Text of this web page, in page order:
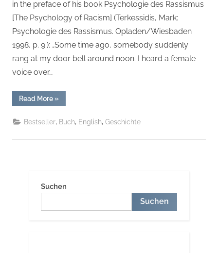
in the preface of his book Psychologie des Rassismus
[The Psychology of Racism] (Terkessidis, Mark:
Psychologie des Rassismus. Opladen/Wiesbaden
1998, p. 9.): „Some time ago, somebody suddenly
rang at my door bell around noon. I heard a female
voice over…
Read More“The
Roma
History:
A
997
»
Bestseller Buch English ,Geschichte
Suchen
Suchen